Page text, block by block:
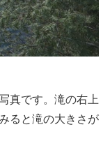
真です。滝の右上
ると滝の大きさが